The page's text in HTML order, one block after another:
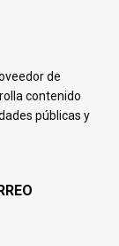
de
contenido
públicas y